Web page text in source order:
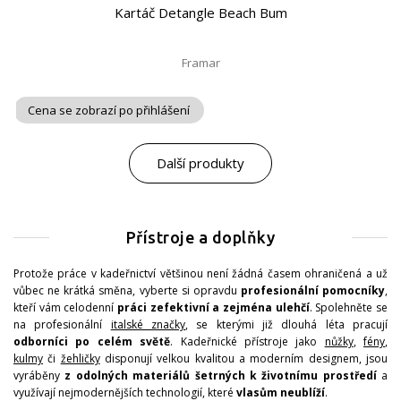
Kartáč Detangle Beach Bum
Framar
Cena se zobrazí po přihlášení
Další produkty
Přístroje a doplňky
Protože práce v kadeřnictví většinou není žádná časem ohraničená a už
vůbec ne krátká směna, vyberte si opravdu profesionální pomocníky,
kteří vám celodenní práci zefektivní a zejména ulehčí. Spolehněte se
na profesionální italské značky, se kterými již dlouhá léta pracují
odborníci po celém světě. Kadeřnické přístroje jako nůžky,fény,
kulmy či žehličkydisponují velkou kvalitou a moderním designem, jsou
vyráběny z odolných materiálů šetrných k životnímu prostředía
využívají nejmodernějších technologií, které vlasům neublíží.